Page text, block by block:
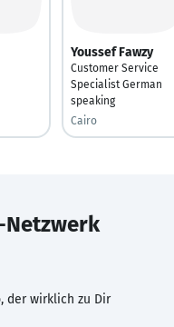
Youssef Fawzy
Customer Service
Specialist German
speaking
Cairo
Netzwerk
der wirklich zu Dir